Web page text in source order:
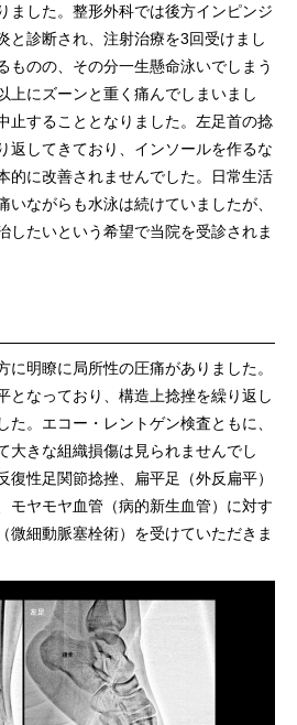
ました。整形外科では後方インピンジ
と診断され、注射治療を3回受けまし
ものの、その分一生懸命泳いでしまう
上にズーンと重く痛んでしまいまし
止することとなりました。左足首の捻
返してきており、インソールを作るな
的に改善されませんでした。日常生活
いながらも水泳は続けていましたが、
したいという希望で当院を受診されま
に明瞭に局所性の圧痛がありました。
となっており、構造上捻挫を繰り返し
た。エコー・レントゲン検査ともに、
大きな組織損傷は見られませんでし
復性足関節捻挫、扁平足（外反扁平）
モヤモヤ血管（病的新生血管）に対す
微細動脈塞栓術）を受けていただきま